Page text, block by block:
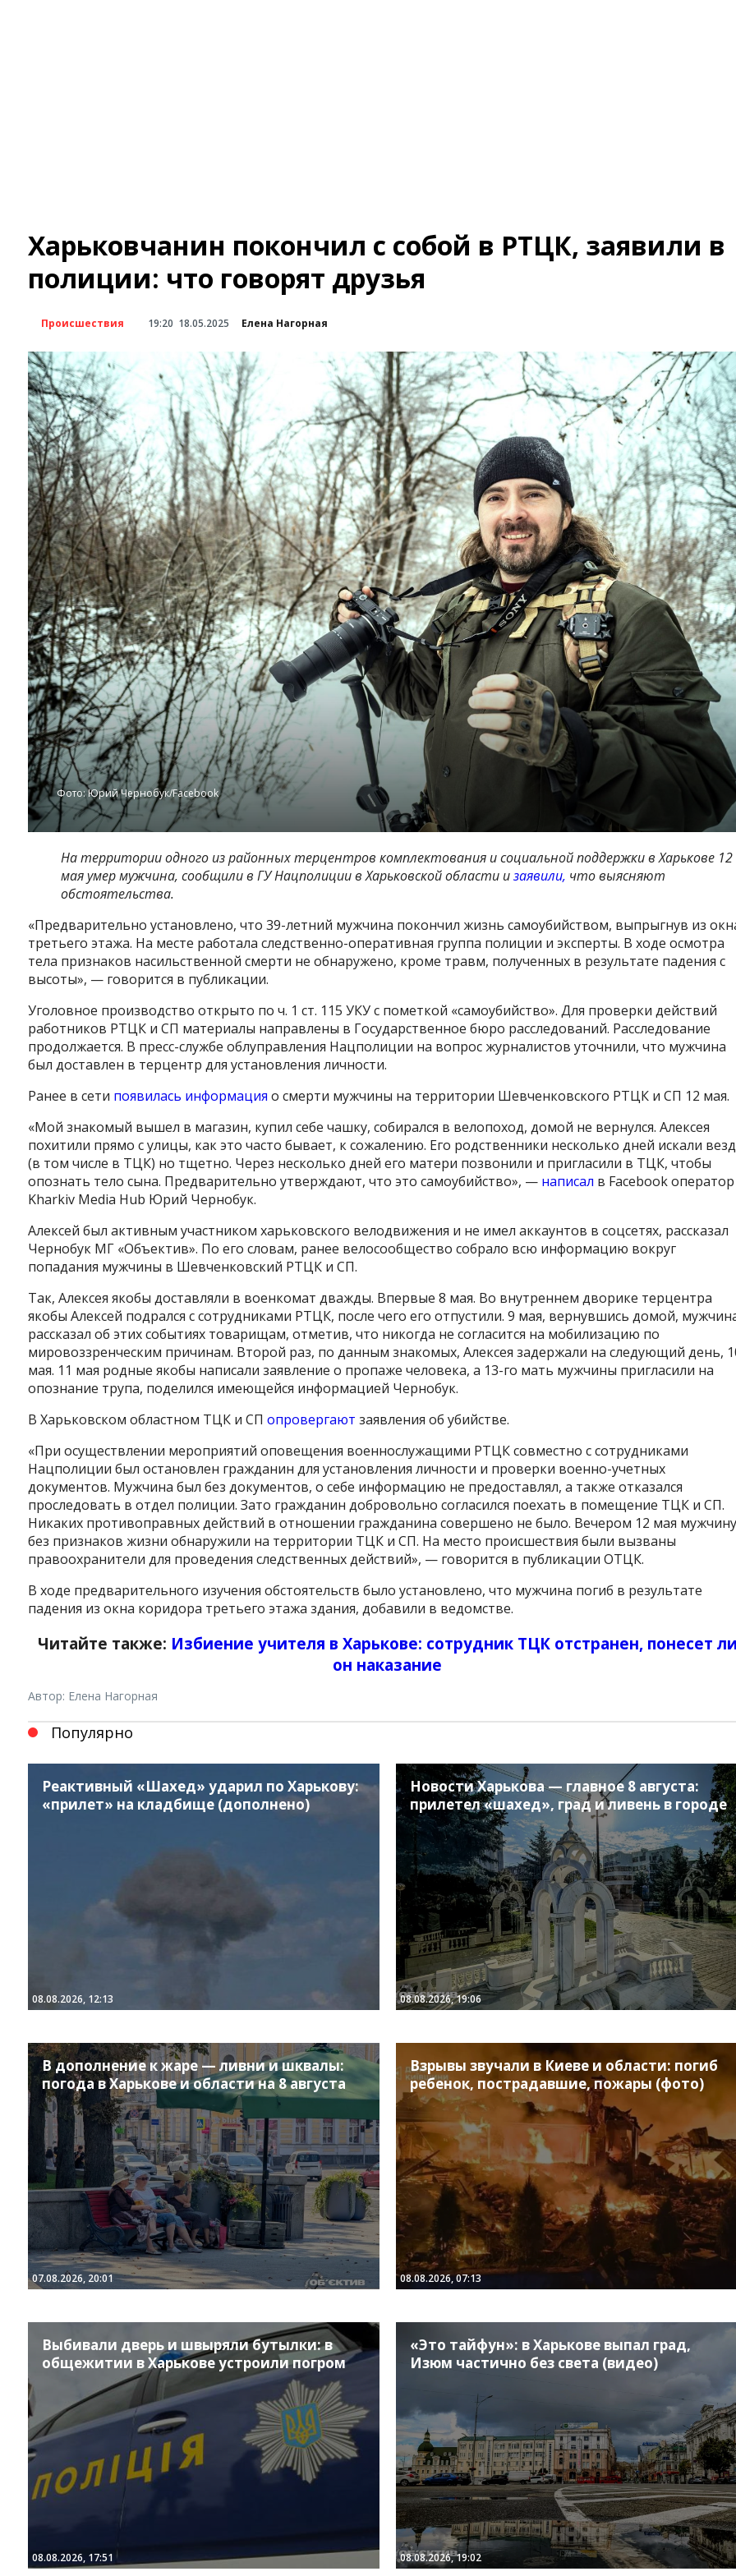
Харьковчанин покончил с собой в РТЦК, заявили в
полиции: что говорят друзья
Происшествия 19:20 18.05.2025 Елена Нагорная
Фото: Юрий Чернобук/Facebook
На территории одного из районных терцентров комплектования и социальной поддержки в Харькове 12
мая умер мужчина, сообщили в ГУ Нацполиции в Харьковской области изаявили, что выясняют
обстоятельства.
«Предварительно установлено, что 39-летний мужчина покончил жизнь самоубийством, выпрыгнув из
третьего этажа. На месте работала следственно-оперативная группа полиции и эксперты. В ходе осмотра
тела признаков насильственной смерти не обнаружено, кроме травм, полученных в результате падения с
высоты», — говорится в публикации.
Уголовное производство открыто по ч. 1 ст. 115 УКУ с пометкой «самоубийство». Для проверки действий
работников РТЦК и СП материалы направлены в Государственное бюро расследований. Расследование
продолжается. В пресс-службе облуправления Нацполиции на вопрос журналистов уточнили, что мужчина
был доставлен в терцентр для установления личности.
Ранее в сети появилась информация о смерти мужчины на территории Шевченковского РТЦК и СП 12 мая.
«Мой знакомый вышел в магазин, купил себе чашку, собирался в велопоход, домой не вернулся. Алексея
похитили прямо с улицы, как это часто бывает, к сожалению. Его родственники несколько дней искали
(в том числе в ТЦК) но тщетно. Через несколько дней его матери позвонили и пригласили в ТЦК, чтобы
опознать тело сына. Предварительно утверждают, что это самоубийство», — написал в Facebook оператор
Kharkiv Media Hub Юрий Чернобук.
Алексей был активным участником харьковского велодвижения и не имел аккаунтов в соцсетях, рассказал
Чернобук МГ «Объектив». По его словам, ранее велосообщество собрало всю информацию вокруг
попадания мужчины в Шевченковский РТЦК и СП.
Так, Алексея якобы доставляли в военкомат дважды. Впервые 8 мая. Во внутреннем дворике терцентра
якобы Алексей подрался с сотрудниками РТЦК, после чего его отпустили. 9 мая, вернувшись домой,
рассказал об этих событиях товарищам, отметив, что никогда не согласится на мобилизацию по
мировоззренческим причинам. Второй раз, по данным знакомых, Алексея задержали на следующий день,
мая. 11 мая родные якобы написали заявление о пропаже человека, а 13-го мать мужчины пригласили на
опознание трупа, поделился имеющейся информацией Чернобук.
В Харьковском областном ТЦК и СП опровергают заявления об убийстве.
«При осуществлении мероприятий оповещения военнослужащими РТЦК совместно с сотрудниками
Нацполиции был остановлен гражданин для установления личности и проверки военно-учетных
документов. Мужчина был без документов, о себе информацию не предоставлял, а также отказался
проследовать в отдел полиции. Зато гражданин добровольно согласился поехать в помещение ТЦК и СП.
Никаких противоправных действий в отношении гражданина совершено не было. Вечером 12 мая мужчину
без признаков жизни обнаружили на территории ТЦК и СП. На место происшествия были вызваны
правоохранители для проведения следственных действий», — говорится в публикации ОТЦК.
В ходе предварительного изучения обстоятельств было установлено, что мужчина погиб в результате
падения из окна коридора третьего этажа здания, добавили в ведомстве.
Читайте также: Избиение учителя в Харькове: сотрудник ТЦК отстранен, понесет
он наказание
Автор: Елена Нагорная
Популярно
Реактивный «Шахед» ударил по Харькову:
«прилет» на кладбище (дополнено)
08.08.2026, 12:13
Новости Харькова — главное 8 августа:
прилетел «шахед», град и ливень в городе
08.08.2026, 19:06
В дополнение к жаре — ливни и шквалы:
погода в Харькове и области на 8 августа
07.08.2026, 20:01
Взрывы звучали в Киеве и области: погиб
ребенок, пострадавшие, пожары (фото)
08.08.2026, 07:13
Выбивали дверь и швыряли бутылки: в
общежитии в Харькове устроили погром
08.08.2026, 17:51
«Это тайфун»: в Харькове выпал град,
Изюм частично без света (видео)
08.08.2026, 19:02
InstagramFacebookTwitterYoutube